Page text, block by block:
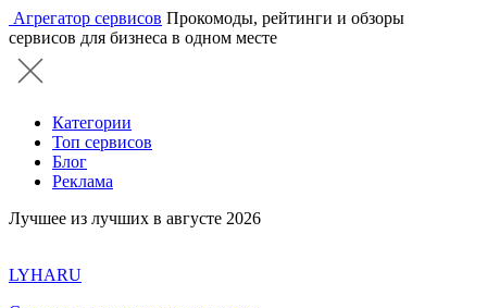
Агрегатор сервисов Прокомоды, рейтинги и обзоры
сервисов для бизнеса в одном месте
Категории
Топ сервисов
Блог
Реклама
Лучшее из лучших в августе 2026
LYHARU